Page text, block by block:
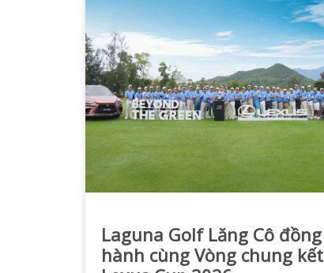
Laguna Golf Lăng Cô đồng
hành cùng Vòng chung kết